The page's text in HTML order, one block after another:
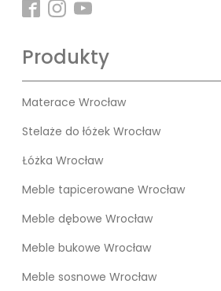
Produkty
Materace Wrocław
Stelaże do łóżek Wrocław
Łóżka Wrocław
Meble tapicerowane Wrocław
Meble dębowe Wrocław
Meble bukowe Wrocław
Meble sosnowe Wrocław